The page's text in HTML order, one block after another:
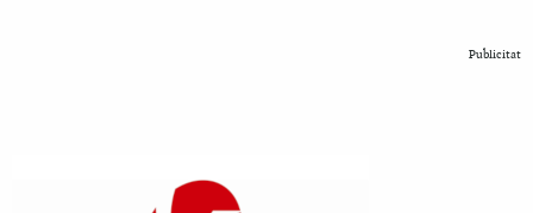
Publicitat